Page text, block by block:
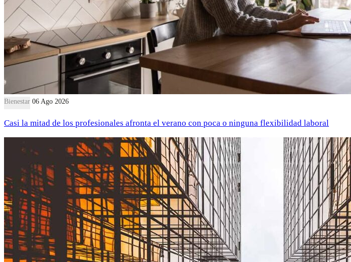
Bienestar 06 Ago 2026
Casi la mitad de los profesionales afronta el verano con poca o ninguna flexibilidad laboral